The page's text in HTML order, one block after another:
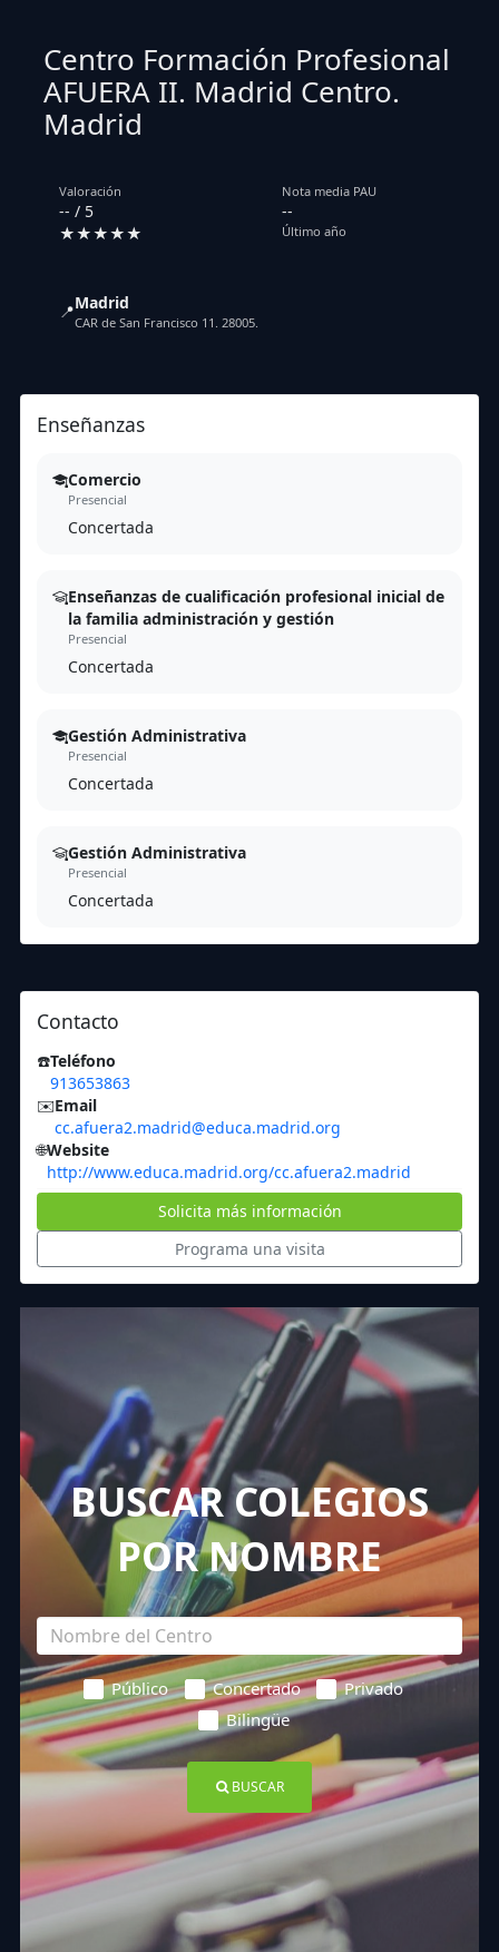
Centro Formación Profesional
AFUERA II. Madrid Centro.
Madrid
Valoración
-- / 5
★★★★★
Nota media PAU
--
Último año
📍Madrid
CAR de San Francisco 11. 28005.
Enseñanzas
Comercio
Presencial
Concertada
Enseñanzas de cualificación profesional inicial de
la familia administración y gestión
Presencial
Concertada
Gestión Administrativa
Presencial
Concertada
Gestión Administrativa
Presencial
Concertada
Contacto
☎️Teléfono
913653863
✉️Email
cc.afuera2.madrid@educa.madrid.org
🌐Website
http://www.educa.madrid.org/cc.afuera2.madrid
Solicita más información
Programa una visita
BUSCAR COLEGIOS
POR NOMBRE
Público Concertado
Privado
Bilingüe
BUSCAR